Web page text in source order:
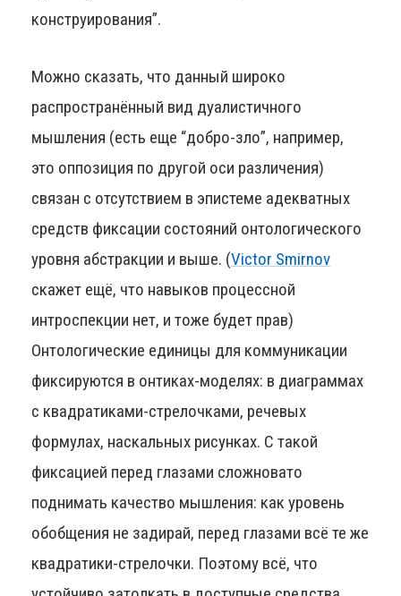
конструирования”.
Можно сказать, что данный широко
распространённый вид дуалистичного
мышления (есть еще “добро-зло”, например,
это оппозиция по другой оси различения)
связан с отсутствием в эпистеме адекватных
средств фиксации состояний онтологического
уровня абстракции и выше. (Victor Smirnov
скажет ещё, что навыков процессной
интроспекции нет, и тоже будет прав)
Онтологические единицы для коммуникации
фиксируются в онтиках-моделях: в диаграммах
с квадратиками-стрелочками, речевых
формулах, наскальных рисунках. С такой
фиксацией перед глазами сложновато
поднимать качество мышления: как уровень
обобщения не задирай, перед глазами всё те же
квадратики-стрелочки. Поэтому всё, что